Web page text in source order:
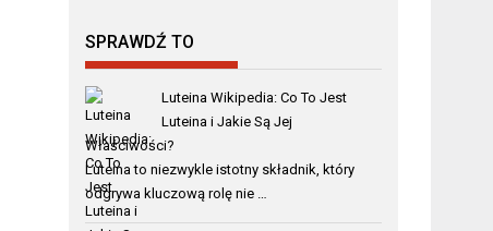
SPRAWDŹ TO
Luteina Wikipedia: Co To Jest
Luteina i Jakie Są Jej
Właściwości?
Luteina to niezwykle istotny składnik, który
odgrywa kluczową rolę nie …